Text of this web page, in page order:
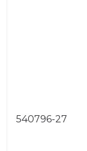
540796-27